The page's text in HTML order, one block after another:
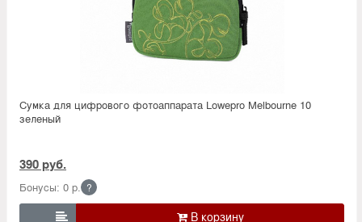
Сумка для цифрового фотоаппарата Lowepro Melbourne 10
зеленый
390 руб.
Бонусы: 0 р. ?
